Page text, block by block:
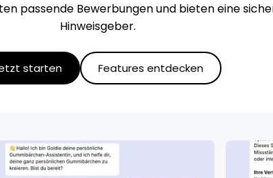
passende Bewerbungenund bieten eine
Hinweisgeber.
starten Features entdecken